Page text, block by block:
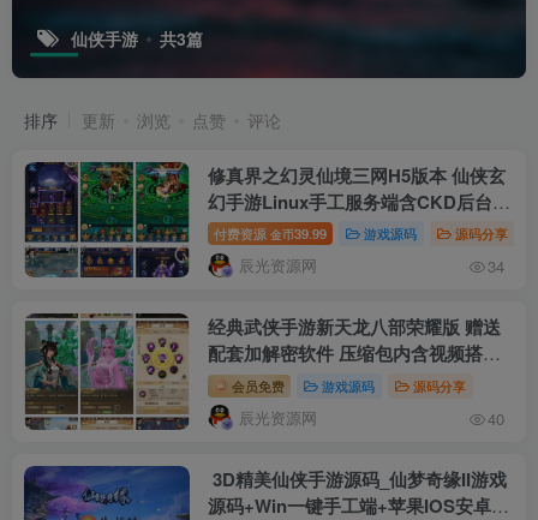
仙侠手游 共3篇
排序 更新 浏览 点赞 评论
修真界之幻灵仙境三网H5版本 仙侠玄
幻手游Linux手工服务端含CKD后台
GM授权工具及管理后台内附视频搭建
教程
付费资源 金币39.99 游戏源码 源码分享
辰光资源网 34
经典武侠手游新天龙八部荣耀版 赠送
配套加解密软件 压缩包内含视频搭建
教程 安卓反编译客户端GM超级运营管
理后台和网页GM管理后台
会员免费 游戏源码 源码分享
辰光资源网 40
3D精美仙侠手游源码_仙梦奇缘II游戏
源码+Win一键手工端+苹果IOS安卓双